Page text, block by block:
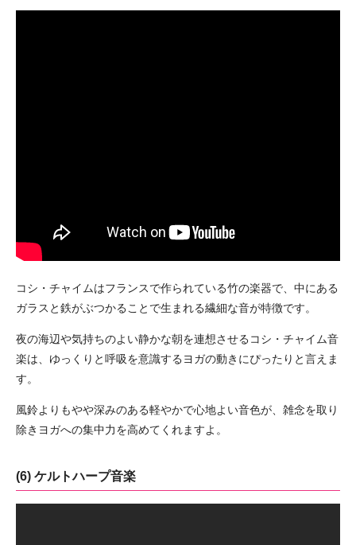
コシ・チャイムはフランスで作られている竹の楽器で、中にある
ガラスと鉄がぶつかることで生まれる繊細な音が特徴です。
夜の海辺や気持ちのよい静かな朝を連想させるコシ・チャイム音
楽は、ゆっくりと呼吸を意識するヨガの動きにぴったりと言えま
す。
風鈴よりもやや深みのある軽やかで心地よい音色が、雑念を取り
除きヨガへの集中力を高めてくれますよ。
(6) ケルトハープ音楽